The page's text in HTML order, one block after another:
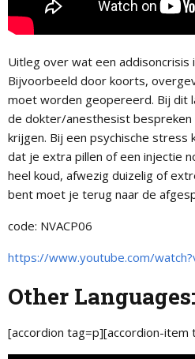
Uitleg over wat een addisoncrisis
Bijvoorbeeld door koorts,
moet worden geopereerd. Bij dit
de dokter/anesthesist
krijgen. Bij een psychische stress
dat je extra pillen of een injectie
heel koud, afwezig duizelig of
bent moet je terug naar de
code: NVACP06
https://www.youtube.com/
Other Languages:
[accordion tag=p][accordion-item